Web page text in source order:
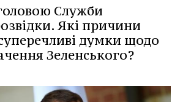
Служби
Які причини
думки щодо
Зеленського?